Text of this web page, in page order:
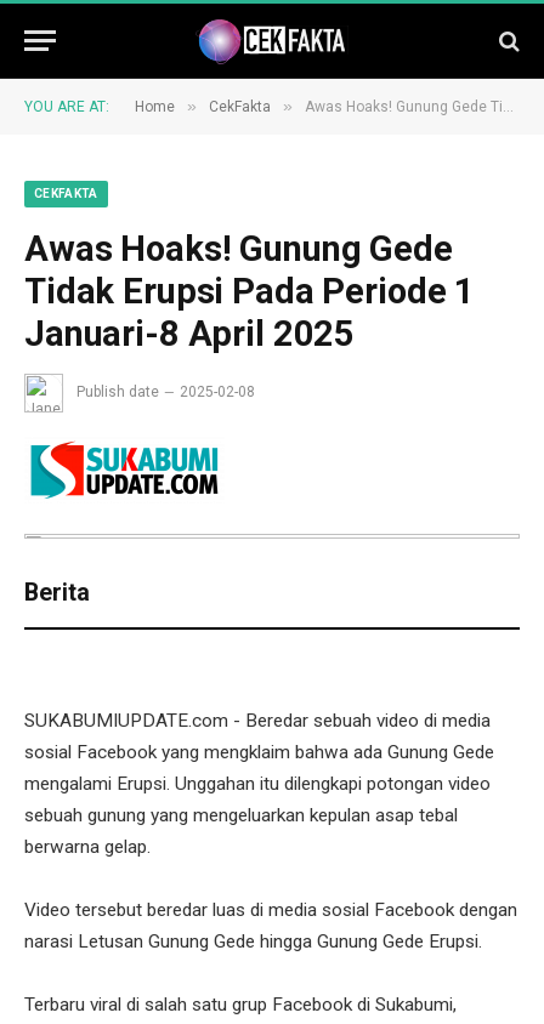
YOU ARE AT: Home » CekFakta » Awas Hoaks! Gunung Gede Tidak Erupsi Pada Periode 1 Januari-8 April 2025
CEKFAKTA
Awas Hoaks! Gunung Gede
Tidak Erupsi Pada Periode 1
Januari-8 April 2025
Publish date 2025-02-08
Berita
SUKABUMIUPDATE.com - Beredar sebuah video di media
sosial Facebook yang mengklaim bahwa ada Gunung Gede
mengalami Erupsi. Unggahan itu dilengkapi potongan video
sebuah gunung yang mengeluarkan kepulan asap tebal
berwarna gelap.
Video tersebut beredar luas di media sosial Facebook dengan
narasi Letusan Gunung Gede hingga Gunung Gede Erupsi.
Terbaru viral di salah satu grup Facebook di Sukabumi,